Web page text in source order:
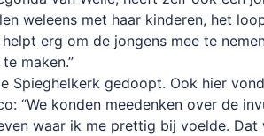
weleens met haar kinderen, het
erg om de jongens mee te
maken.”
Spieghelkerk gedoopt. Ook hier
“We konden meedenken over de
waar ik me prettig bij voelde. Dat